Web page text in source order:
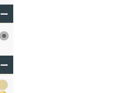
ー
ー